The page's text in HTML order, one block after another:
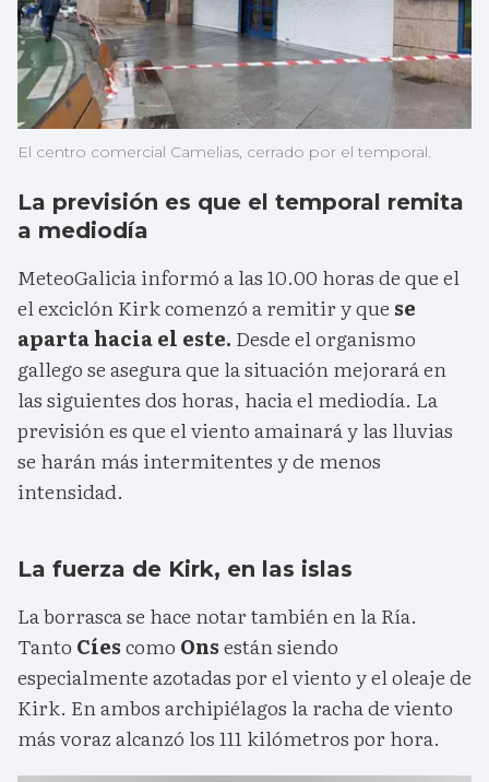
El centro comercial Camelias, cerrado por el temporal.
La previsión es que el temporal remita
a mediodía
MeteoGalicia informó a las 10.00 horas de que el
el exciclón Kirk comenzó a remitir y que se
aparta hacia el este. Desde el organismo
gallego se asegura que la situación mejorará en
las siguientes dos horas, hacia el mediodía. La
previsión es que el viento amainará y las lluvias
se harán más intermitentes y de menos
intensidad.
La fuerza de Kirk, en las islas
La borrasca se hace notar también en la Ría.
Tanto Cíescomo Onsestán siendo
especialmente azotadas por el viento y el oleaje de
Kirk. En ambos archipiélagos la racha de viento
más voraz alcanzó los 111 kilómetros por hora.